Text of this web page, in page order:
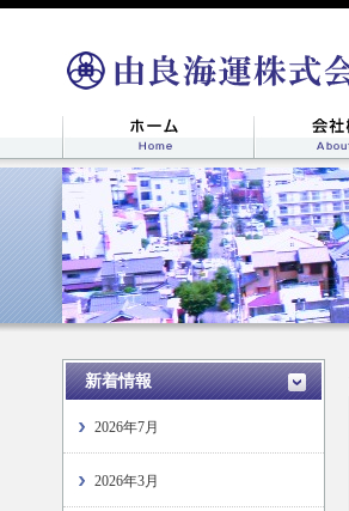
新着情報
2026年7月
2026年3月